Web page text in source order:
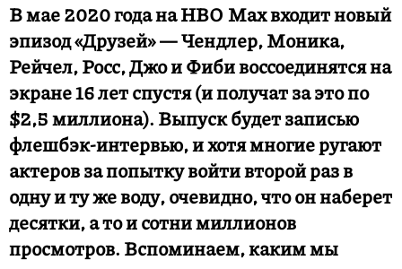
В мае 2020 года на HBO Max входит новый
эпизод «Друзей» — Чендлер, Моника,
Рейчел, Росс, Джо и Фиби воссоединятся на
экране 16 лет спустя (и получат за это по
$2,5 миллиона). Выпуск будет записью
флешбэк-интервью, и хотя многие ругают
актеров за попытку войти второй раз в
одну и ту же воду, очевидно, что он наберет
десятки, а то и сотни миллионов
просмотров. Вспоминаем, каким мы